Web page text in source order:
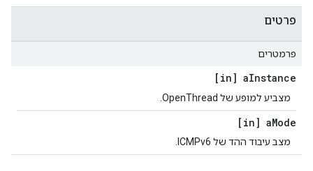
פרטים
פרמטרים
[in] aInstance
מצביע למופע של OpenThread.
[in] aMode
מצב עיבוד ההד של ICMPv6.